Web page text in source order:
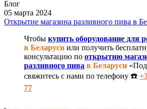
Блог
05 марта 2024
Открытие магазина разливного пива в
Чтобы купить оборудование для
в Беларуси или получить
консультацию по открытию
разливного пива в Беларуси
свяжитесь с нами по телефону ☎️
77